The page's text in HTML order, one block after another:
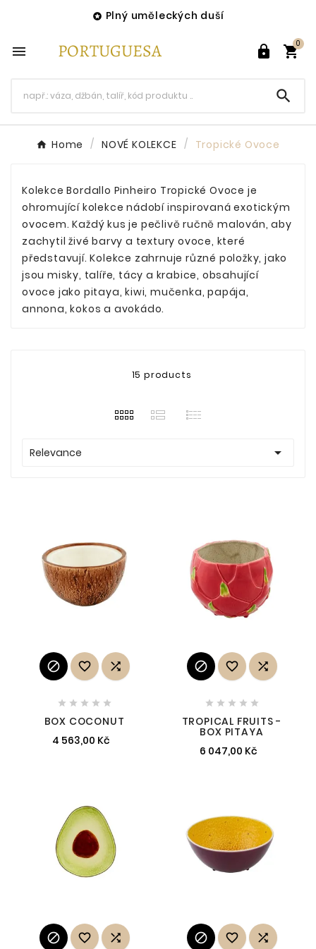
 Plný uměleckých duší
  
0

Home NOVÉ KOLEKCE Tropické Ovoce
Kolekce Bordallo Pinheiro Tropické Ovoce je
ohromující kolekce nádobí inspirovaná exotickým
ovocem. Každý kus je pečlivě ručně malován, aby
zachytil živé barvy a textury ovoce, které
představují. Kolekce zahrnuje různé položky, jako
jsou misky, talíře, tácy a krabice, obsahující
ovoce jako pitaya, kiwi, mučenka, papája,
annona, kokos a avokádo.
15 products
Relevance 
  
    
BOX COCONUT
4 563,00 Kč
  
    
TROPICAL FRUITS -
BOX PITAYA
6 047,00 Kč
     